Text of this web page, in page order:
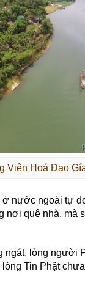
Viện Hoá Đạo
ở nước ngoài tự
nơi quê nhà, mà
lòng người
Tin Phật